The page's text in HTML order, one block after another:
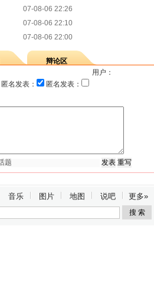
07-08-06 22:26
07-08-06 22:10
07-08-06 22:00
辩论区
用户：
匿名发表：
匿名发表：
音乐 图片 地图 说吧 更多»